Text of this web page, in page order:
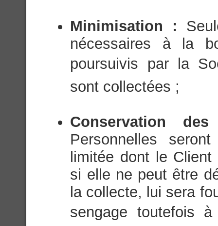
Minimisation :
nécessaires à la
poursuivis par la
sont collectées ;
Conservation
Personnelles
limitée dont le
si elle ne peut être
la collecte, lui sera
sengage toutefois